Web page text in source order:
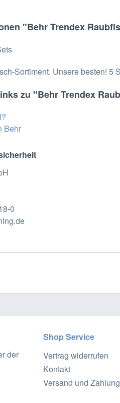
"Behr Trendex
Sortiment. Unsere besten! 5
zu "Behr Trendex
Behr
0
der
Shop Service
Vertrag widerrufen
Kontakt
Versand und Zahlung